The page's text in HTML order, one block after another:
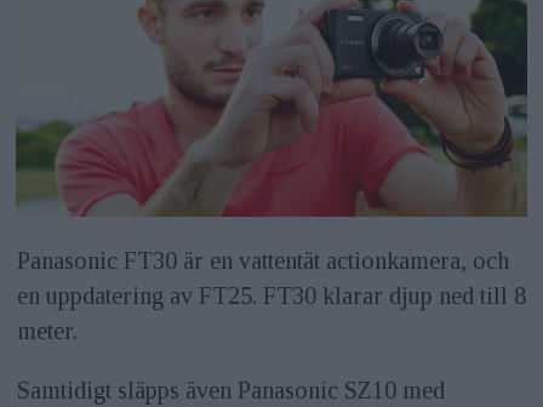
Panasonic FT30 är en vattentät actionkamera, och
en uppdatering av FT25. FT30 klarar djup ned till 8
meter.
Samtidigt släpps även Panasonic SZ10 med